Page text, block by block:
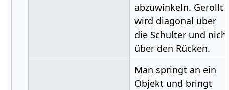
abzuwinkeln. Gerollt
wird diagonal über
die Schulter und
über den Rücken.
Man springt an ein
Objekt und bringt